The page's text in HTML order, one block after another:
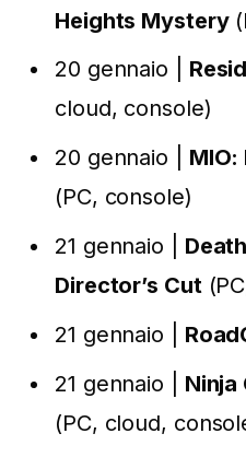
Heights Mystery
20 gennaio |
cloud, console)
20 gennaio |
(PC, console)
21 gennaio |
Director’s Cut
21 gennaio |
21 gennaio | Ninja
(PC, cloud,